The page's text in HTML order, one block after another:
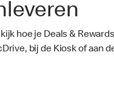
hoe je Deals &
bij de Kiosk of aan